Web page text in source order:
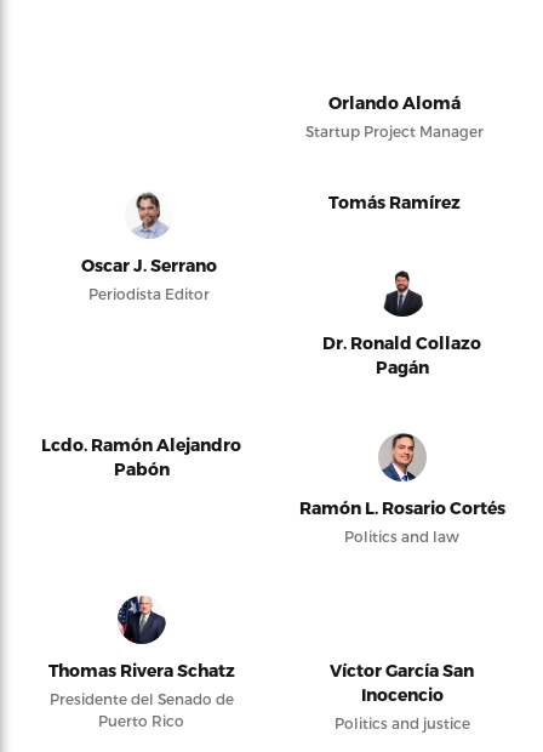
Orlando Alomá
Startup Project Manager
Oscar J. Serrano
Periodista Editor
Tomás Ramírez
Dr. Ronald Collazo
Pagán
Lcdo. Ramón Alejandro
Pabón
Ramón L. Rosario Cortés
Politics and law
Thomas Rivera Schatz
Presidente del Senado de
Puerto Rico
Víctor García San
Inocencio
Politics and justice